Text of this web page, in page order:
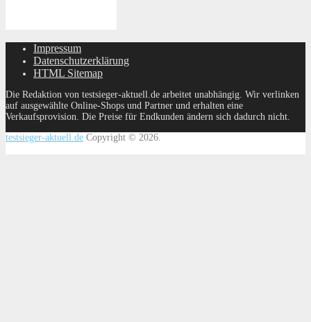
Impressum
Datenschutzerklärung
HTML Sitemap
Die Redaktion von testsieger-aktuell.de arbeitet unabhängig. Wir verlinken
auf ausgewählte Online-Shops und Partner und erhalten eine
Verkaufsprovision. Die Preise für Endkunden ändern sich dadurch nicht.
testsieger-aktuell.de Copyright © 2026.